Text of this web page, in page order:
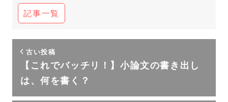
記事一覧
古い投稿
【これでバッチリ！】小論文の書き出し
は、何を書く？